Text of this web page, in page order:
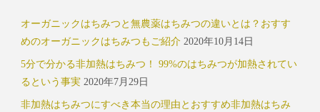
オーガニックはちみつと無農薬はちみつの違いとは？おすす
めのオーガニックはちみつもご紹介 2020年10月14日
5分で分かる非加熱はちみつ！ 99%のはちみつが加熱されてい
るという事実 2020年7月29日
非加熱はちみつにすべき本当の理由とおすすめ非加熱はちみ